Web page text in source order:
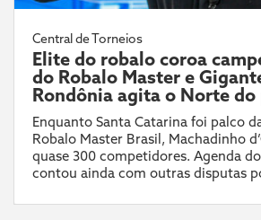
Central de Torneios
Elite do robalo coroa
do Robalo Master e
Rondônia agita o Norte do
Enquanto Santa Catarina foi palco
Robalo Master Brasil, Machadinho
quase 300 competidores. Agenda
contou ainda com outras disputas